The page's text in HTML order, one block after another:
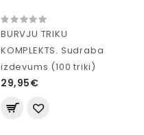
BURVJU TRIKU
KOMPLEKTS. Sudraba
izdevums (100 triki)
29,95€